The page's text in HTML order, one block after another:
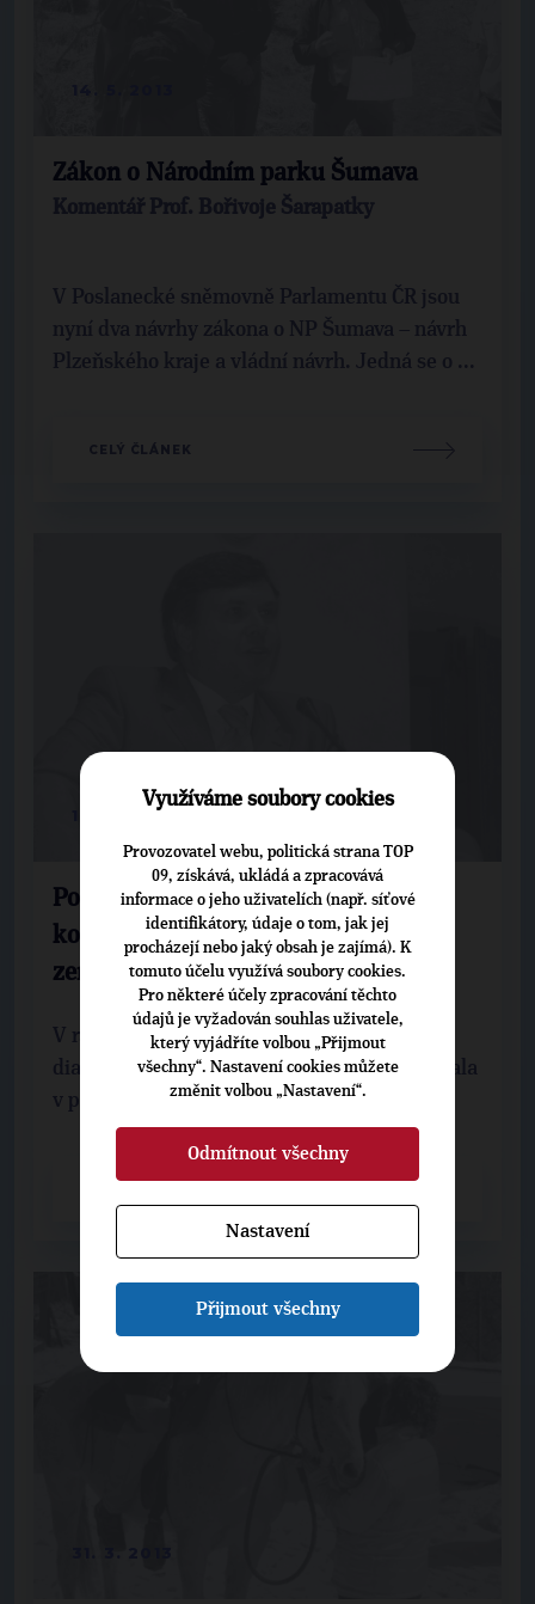
Zákon o Národním parku Šumava
Komentář Prof. Bořivoje Šarapatky
V Poslanecké sněmovně Parlamentu ČR jsou
nyní dva návrhy zákona o NP Šumava – návrh
Plzeňského kraje a vládní návrh. Jedná se o ...
CELÝ ČLÁNEK
14. 5. 2013
Poslanec Bořivoj Šarapatka na
konferenci „Situace v odborném
zemědělském školství“
V rámci projektu „Posilování bipartitního
dialogu v odvětvích“ se 13. května 2013 konala
v prostorách Senátu Parlamentu České ...
Využíváme soubory cookies
Provozovatel webu, politická strana TOP
09, získává, ukládá a zpracovává
informace o jeho uživatelích (např. síťové
identifikátory, údaje o tom, jak jej
procházejí nebo jaký obsah je zajímá). K
tomuto účelu využívá soubory cookies.
Pro některé účely zpracování těchto
údajů je vyžadován souhlas uživatele,
který vyjádříte volbou „Přijmout
všechny“. Nastavení cookies můžete
změnit volbou „Nastavení“.
Odmítnout všechny
Nastavení
Přijmout všechny